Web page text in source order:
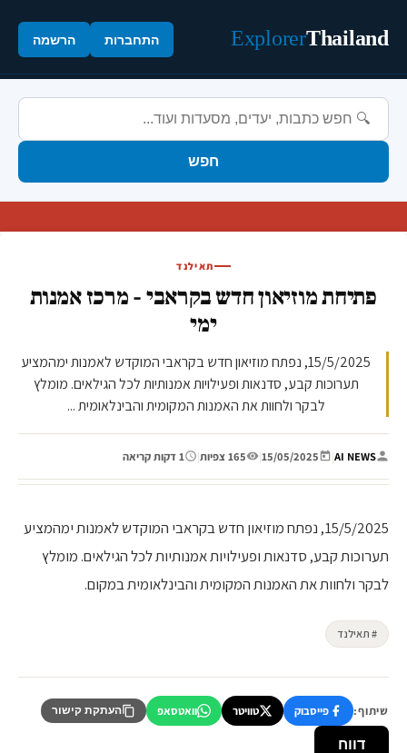
Thailand
Explorer התחברות הרשמה
חפש
תאילנד
פתיחת מוזיאון חדש בקראבי - מרכז אמנות
ימי
15/5/2025, נפתח מוזיאון חדש בקראבי המוקדש לאמנות ימהמציע
תערוכות קבע, סדנאות ופעילויות אמנותיות לכל הגילאים. מומלץ
לבקר ולחוות את האמנות המקומית והבינלאומית ...
AI NEWS
|
15/05/2025
| 165 צפיות | 1 דקות קריאה
15/5/2025, נפתח מוזיאון חדש בקראבי המוקדש לאמנות ימהמציע
תערוכות קבע, סדנאות ופעילויות אמנותיות לכל הגילאים. מומלץ
לבקר ולחוות את האמנות המקומית והבינלאומית במקום.
# תאילנד
שיתוף: פייסבוק טוויטר וואטסאפ העתקת קישור
דווח